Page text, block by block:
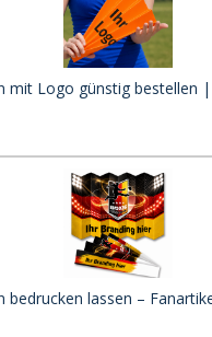
mit Logo günstig bestellen |
bedrucken lassen –